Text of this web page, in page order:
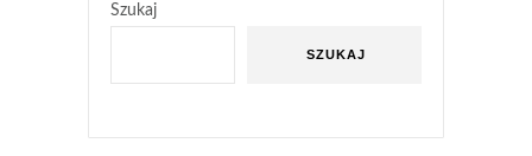
Szukaj
SZUKAJ